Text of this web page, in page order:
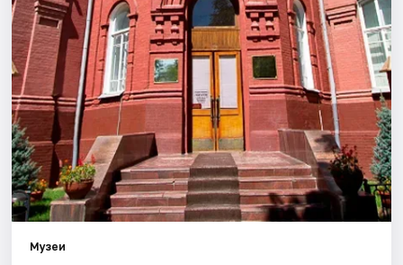
Артисты
Рейтинги
Музеи